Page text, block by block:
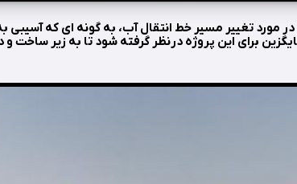
مورد تغییر مسیر خط انتقال آب، به گونه ای که آسیبی
برای این پروژه درنظر گرفته شود تا به زیر ساخت و